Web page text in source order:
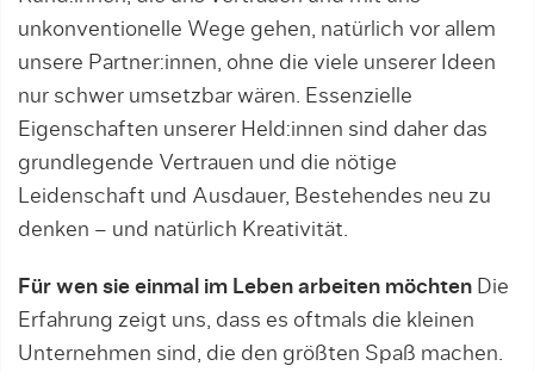
unkonventionelle Wege gehen, natürlich vor allem
unsere Partner:innen, ohne die viele unserer Ideen
nur schwer umsetzbar wären. Essenzielle
Eigenschaften unserer Held:innen sind daher das
grundlegende Vertrauen und die nötige
Leidenschaft und Ausdauer, Bestehendes neu zu
denken – und natürlich Kreativität.
Für wen sie einmal im Leben arbeiten möchten Die
Erfahrung zeigt uns, dass es oftmals die kleinen
Unternehmen sind, die den größten Spaß machen.